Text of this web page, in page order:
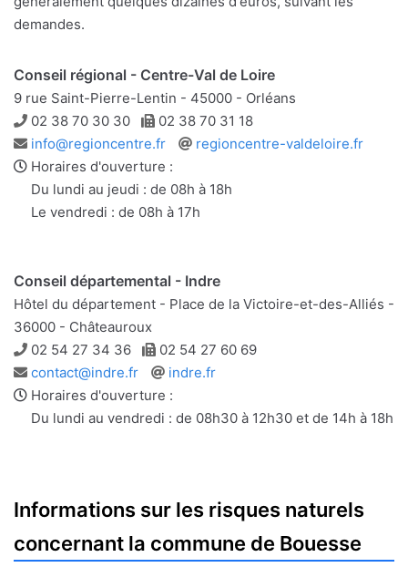
demandes.
Conseil régional - Centre-Val de Loire
9 rue Saint-Pierre-Lentin - 45000 - Orléans
Téléphone
02 38 70 30 30 Télécopie
02 38 70 31 18
Adresse
e-
mail
info@regioncentre.fr
Site
regioncentre-valdeloire.fr
Horaires d'ouverture :
Du lundi au jeudi : de 08h à 18h
Le vendredi : de 08h à 17h
Conseil départemental - Indre
Hôtel du département - Place de la Victoire-et-des-Alliés -
36000 - Châteauroux
Téléphone
02 54 27 34 36 Télécopie
02 54 27 60 69
Adresse
e-
mail
contact@indre.fr
Site
web
indre.fr
Horaires d'ouverture :
Du lundi au vendredi : de 08h30 à 12h30 et de 14h à 18h
Informations sur les risques naturels
concernant la commune de Bouesse